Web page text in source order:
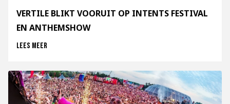
VERTILE BLIKT VOORUIT OP INTENTS FESTIVAL
EN ANTHEMSHOW
Lees meer